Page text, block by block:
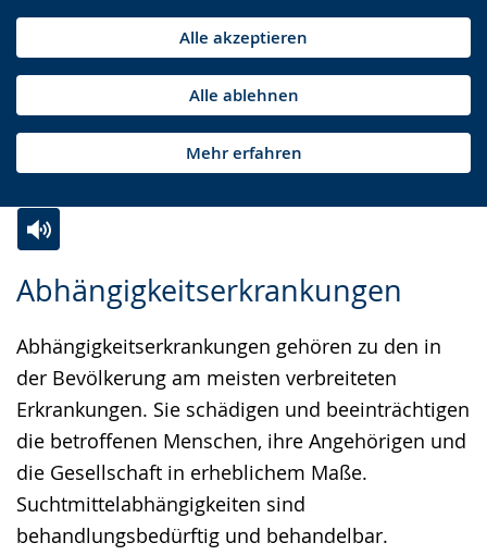
Alle akzeptieren
Alle ablehnen
Mehr erfahren
Abhängigkeitserkrankungen
Abhängigkeitserkrankungen gehören zu den in
der Bevölkerung am meisten verbreiteten
Erkrankungen. Sie schädigen und beeinträchtigen
die betroffenen Menschen, ihre Angehörigen und
die Gesellschaft in erheblichem Maße.
Suchtmittelabhängigkeiten sind
behandlungsbedürftig und behandelbar.
Leichten
wechseln.
Audio-
Video
Deutscher
Gebärdensprache
wird
angezeigt.